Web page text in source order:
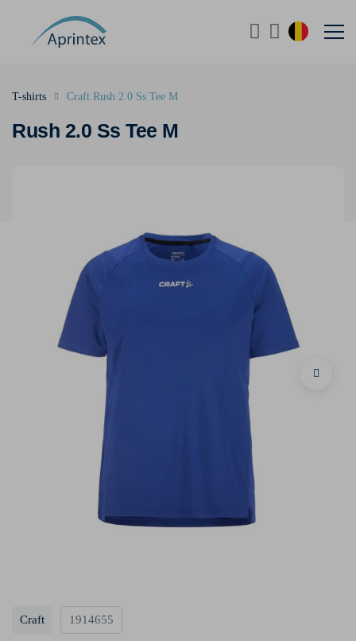
Rush 2.0 Ss Tee M
T-shirts Craft Rush 2.0 Ss Tee M
Craft 1914655